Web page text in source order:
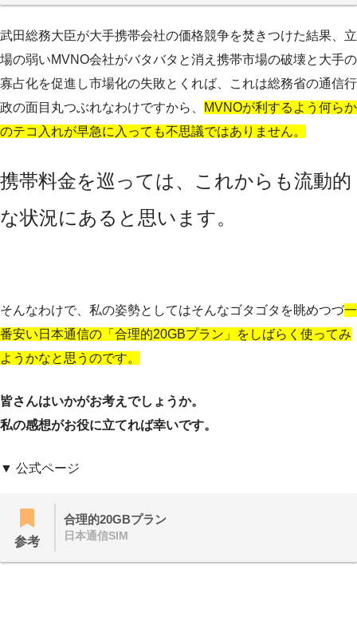
武田総務大臣が大手携帯会社の価格競争を焚きつけた結果、立
場の弱いMVNO会社がバタバタと消え携帯市場の破壊と大手の
寡占化を促進し市場化の失敗とくれば、これは総務省の通信行
政の面目丸つぶれなわけですから、
MVNOが利するよう何らか
のテコ入れが早急に入っても不思議ではありません。
携帯料金を巡っては、これからも流動的
な状況にあると思います。
そんなわけで、私の姿勢としてはそんなゴタゴタを眺めつづ一
番安い日本通信の「合理的20GBプラン」をしばらく使ってみ
ようかなと思うのです。
皆さんはいかがお考えでしょうか。
私の感想がお役に立てれば幸いです。
▼ 公式ページ
参考
合理的20GBプラン
日本通信SIM